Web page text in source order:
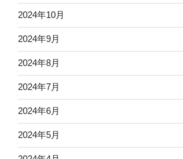
2024年10月
2024年9月
2024年8月
2024年7月
2024年6月
2024年5月